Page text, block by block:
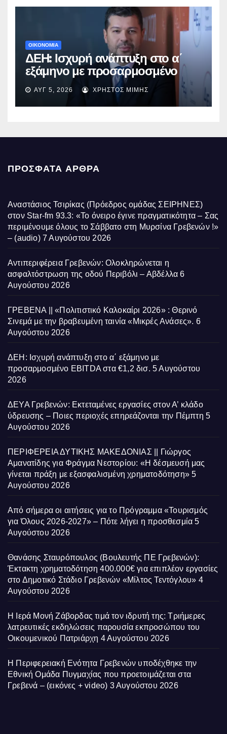
ΟΙΚΟΝΟΜΙΑ
ΔΕΗ: Ισχυρή ανάπτυξη στο α΄
εξάμηνο με προσαρμοσμένο
EBITDA στα €1,2 δισ.
ΑΥΓ 5, 2026 ΧΡΉΣΤΟΣ ΜΊΜΗΣ
ΠΡΌΣΦΑΤΑ ΆΡΘΡΑ
Αναστάσιος Τσιρίκας (Πρόεδρος ομάδας ΣΕΙΡΗΝΕΣ)
στον Star-fm 93.3: «Το όνειρο έγινε πραγματικότητα – Σας
περιμένουμε όλους το Σάββατο στη Μυρσίνα Γρεβενών !»
– (audio) 7 Αυγούστου 2026
Αντιπεριφέρεια Γρεβενών: Ολοκληρώνεται η
ασφαλτόστρωση της οδού Περιβόλι – Αβδέλλα 6
Αυγούστου 2026
ΓΡΕΒΕΝΑ || «Πολιτιστικό Καλοκαίρι 2026» : Θερινό
Σινεμά με την βραβευμένη ταινία «Μικρές Ανάσες». 6
Αυγούστου 2026
ΔΕΗ: Ισχυρή ανάπτυξη στο α΄ εξάμηνο με
προσαρμοσμένο EBITDA στα €1,2 δισ. 5 Αυγούστου
2026
ΔΕΥΑ Γρεβενών: Εκτεταμένες εργασίες στον Α’ κλάδο
ύδρευσης – Ποιες περιοχές επηρεάζονται την Πέμπτη 5
Αυγούστου 2026
ΠΕΡΙΦΕΡΕΙΑ ΔΥΤΙΚΗΣ ΜΑΚΕΔΟΝΙΑΣ || Γιώργος
Αμανατίδης για Φράγμα Νεστορίου: «Η δέσμευσή μας
γίνεται πράξη με εξασφαλισμένη χρηματοδότηση» 5
Αυγούστου 2026
Από σήμερα οι αιτήσεις για το Πρόγραμμα «Τουρισμός
για Όλους 2026-2027» – Πότε λήγει η προσθεσμία 5
Αυγούστου 2026
Θανάσης Σταυρόπουλος (Βουλευτής ΠΕ Γρεβενών):
Έκτακτη χρηματοδότηση 400.000€ για επιπλέον εργασίες
στο Δημοτικό Στάδιο Γρεβενών «Μίλτος Τεντόγλου» 4
Αυγούστου 2026
Η Ιερά Μονή Ζάβορδας τιμά τον ιδρυτή της: Τριήμερες
λατρευτικές εκδηλώσεις παρουσία εκπροσώπου του
Οικουμενικού Πατριάρχη 4 Αυγούστου 2026
Η Περιφερειακή Ενότητα Γρεβενών υποδέχθηκε την
Εθνική Ομάδα Πυγμαχίας που προετοιμάζεται στα
Γρεβενά – (εικόνες + video) 3 Αυγούστου 2026